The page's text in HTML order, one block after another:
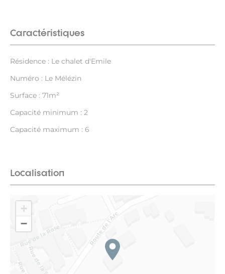
Caractéristiques
Résidence : Le chalet d'Emile
Numéro : Le Mélézin
Surface : 71m²
Capacité minimum : 2
Capacité maximum : 6
Localisation
+
−